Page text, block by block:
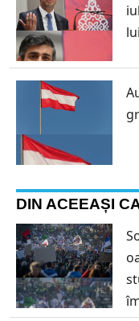
DIN ACEEAȘI